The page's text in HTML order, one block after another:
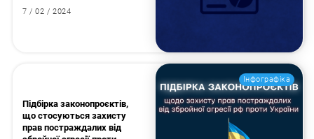
7 / 02 / 2024
Інфографіка
Підбірка законопроєктів,
що стосуються захисту
прав постраждалих від